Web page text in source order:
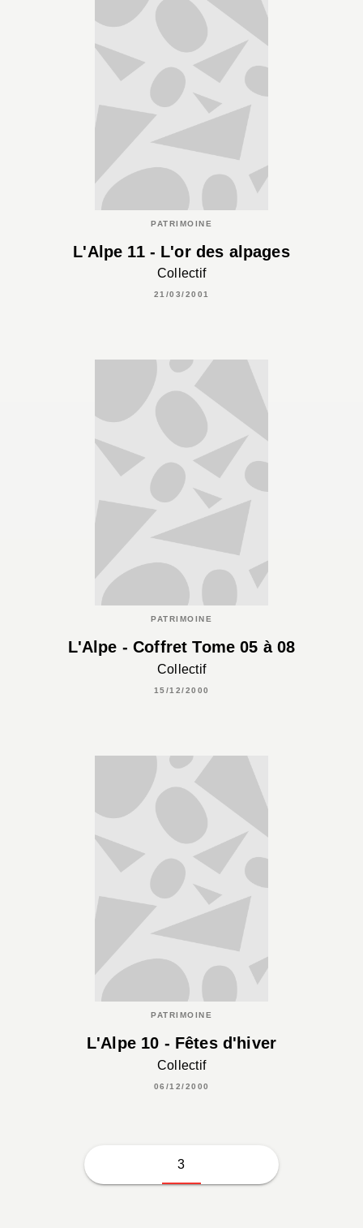
PATRIMOINE
L'Alpe 11 - L'or des alpages
Collectif
21/03/2001
PATRIMOINE
L'Alpe - Coffret Tome 05 à 08
Collectif
15/12/2000
PATRIMOINE
L'Alpe 10 - Fêtes d'hiver
Collectif
06/12/2000
3